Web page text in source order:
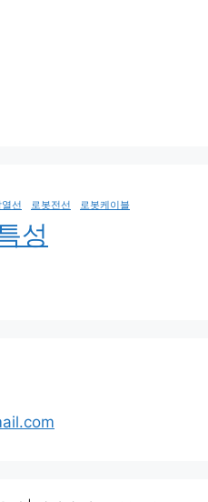
열선 로봇전선 로봇케이블
성